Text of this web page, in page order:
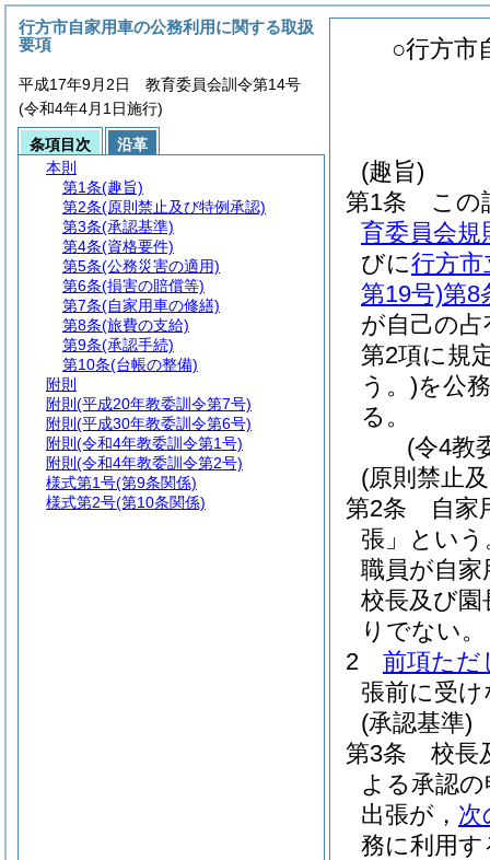
○行方市
(趣旨)
第1条
この
育委員会規
びに行方市
第19号)第8
が自己の
第2項に規
う。)を公
る。
(令4教
(原則禁止
第2条
自家
張」という
職員が自
校長及び
りでない。
2
前項ただ
張前に受
(承認基準)
第3条
校長
よる承認
出張が， 次
務に利用
行方市自家用車の公務利用に関する取扱
要項
平成17年9月2日 教育委員会訓令第14号
(令和4年4月1日施行)
条項目次
沿革
本則
第1条(趣旨)
第2条(原則禁止及び特例承認)
第3条(承認基準)
第4条(資格要件)
第5条(公務災害の適用)
第6条(損害の賠償等)
第7条(自家用車の修繕)
第8条(旅費の支給)
第9条(承認手続)
第10条(台帳の整備)
附則
附則 (平成20年教委訓令第7号)
附則 (平成30年教委訓令第6号)
附則 (令和4年教委訓令第1号)
附則 (令和4年教委訓令第2号)
様式第1号(第9条関係)
様式第2号(第10条関係)